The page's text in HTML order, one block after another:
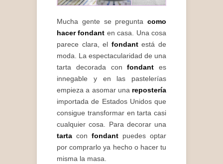
Mucha gente se pregunta como
hacer fondant en casa. Una cosa
parece clara, el fondantestá de
moda. La espectacularidad de una
tarta decorada confondant es
innegable y en las pastelerías
empieza a asomar una repostería
importada de Estados Unidos que
consigue transformar en tarta casi
cualquier cosa. Para decorar una
tarta con fondant puedes optar
por comprarlo ya hecho o hacer tu
misma la masa.